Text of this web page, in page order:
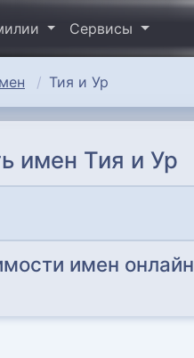
Сервисы
Тия и Ур
имен Тия и Ур
имен онлайн